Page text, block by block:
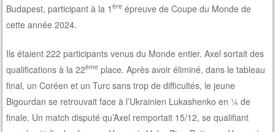
Budapest, participant à la 1ère épreuve de Coupe du Monde de
cette année 2024.
Ils étaient 222 participants venus du Monde entier. Axel sortait des
qualifications à la 22ème place. Après avoir éliminé, dans le tableau
final, un Coréen et un Turc sans trop de difficultés, le jeune
Bigourdan se retrouvait face à l’Ukrainien Lukashenko en ¼ de
finale. Un match disputé qu’Axel remportait 15/12, se qualifiant